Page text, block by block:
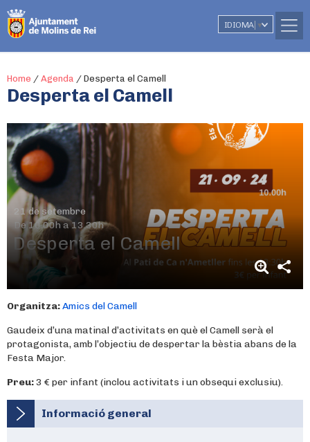
IDIOMA ▼
Home / Agenda / Desperta el Camell
Desperta el Camell
21 de setembre
De 10.00h a 13.30h
Desperta el Camell
Organitza:Amics del Camell
Gaudeix d’una matinal d’activitats en què el Camell serà el
protagonista, amb l’objectiu de despertar la bèstia abans de la
Festa Major.
Preu:3 € per infant (inclou activitats i un obsequi exclusiu).
Informació general